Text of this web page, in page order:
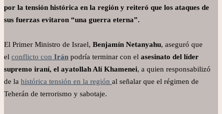
por la tensión histórica en la región y reiteró que los ataques de
sus fuerzas evitaron “una guerra eterna”.
El Primer Ministro de Israel, Benjamín Netanyahu, aseguró que
el conflicto con Irán podría terminar con el asesinato del líder
supremo iraní, el ayatollah Alí Khamenei, a quien responsabilizó
de la histórica tensión en la región al señalar que el régimen de
Teherán de terrorismo y sabotaje.